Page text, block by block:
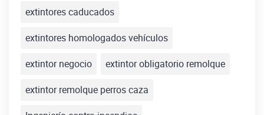
extintores caducados
extintores homologados vehículos
extintor negocio
extintor obligatorio remolque
extintor remolque perros caza